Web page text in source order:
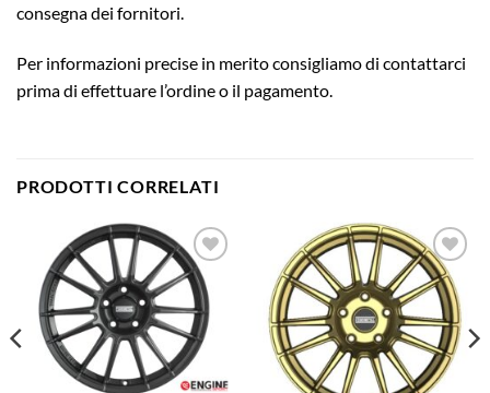
consegna dei fornitori.
Per informazioni precise in merito consigliamo di contattarci
prima di effettuare l’ordine o il pagamento.
PRODOTTI CORRELATI
Aggiungi
alla lista
dei
desideri
Aggiungi
alla lista
dei
desideri